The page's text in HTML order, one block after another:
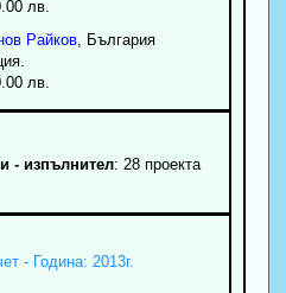
лв.
Райков, България
лв.
- изпълнител: 28 проекта
- Година: 2013г.